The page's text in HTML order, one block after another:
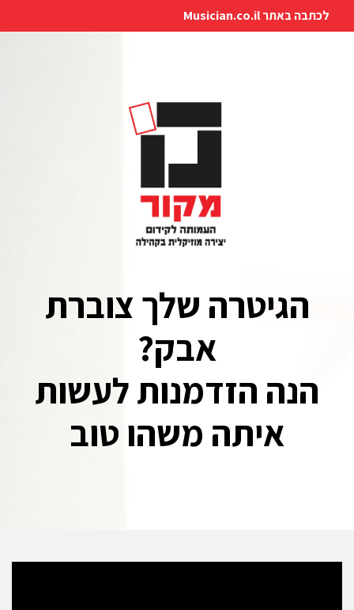
לכתבה באתר Musician.co.il
הגיטרה שלך צוברת
אבק?
הנה הזדמנות לעשות
איתה משהו טוב